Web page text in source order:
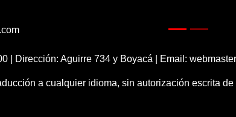
| Dirección: Aguirre 734 y Boyacá | Email:
a cualquier idioma, sin autorización escrita